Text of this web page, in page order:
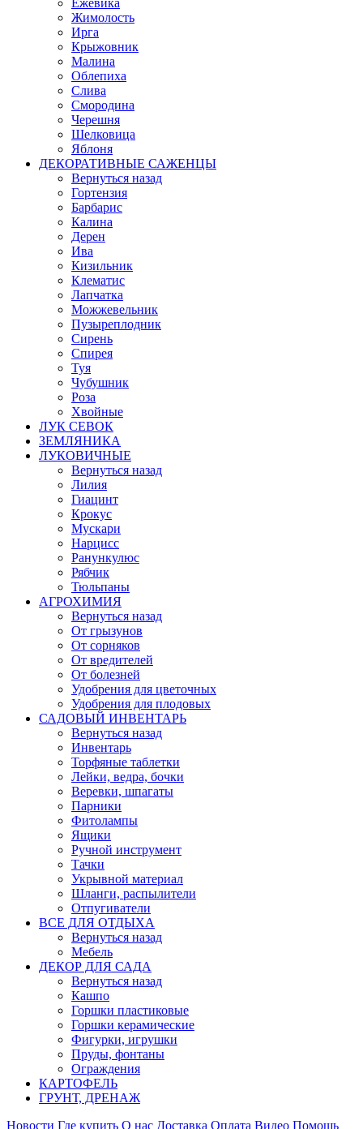
Жимолость
Ирга
Крыжовник
Малина
Облепиха
Слива
Смородина
Черешня
Шелковица
Яблоня
ДЕКОРАТИВНЫЕ САЖЕНЦЫ
Вернуться назад
Гортензия
Барбарис
Калина
Дерен
Ива
Кизильник
Клематис
Лапчатка
Можжевельник
Пузыреплодник
Сирень
Спирея
Туя
Чубушник
Роза
Хвойные
ЛУК СЕВОК
ЗЕМЛЯНИКА
ЛУКОВИЧНЫЕ
Вернуться назад
Лилия
Гиацинт
Крокус
Мускари
Нарцисс
Ранункулюс
Рябчик
Тюльпаны
АГРОХИМИЯ
Вернуться назад
От грызунов
От сорняков
От вредителей
От болезней
Удобрения для цветочных
Удобрения для плодовых
САДОВЫЙ ИНВЕНТАРЬ
Вернуться назад
Инвентарь
Торфяные таблетки
Лейки, ведра, бочки
Веревки, шпагаты
Парники
Фитолампы
Ящики
Ручной инструмент
Тачки
Укрывной материал
Шланги, распылители
Отпугиватели
ВСЕ ДЛЯ ОТДЫХА
Вернуться назад
Мебель
ДЕКОР ДЛЯ САДА
Вернуться назад
Кашпо
Горшки пластиковые
Горшки керамические
Фигурки, игрушки
Пруды, фонтаны
Ограждения
КАРТОФЕЛЬ
ГРУНТ, ДРЕНАЖ
Новости Где купить О нас Доставка Оплата Видео Помощь